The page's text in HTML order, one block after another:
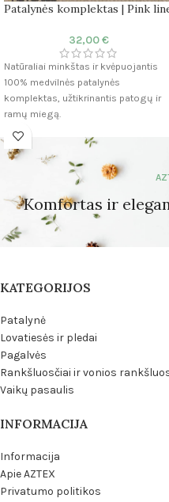
Patalynės komplektas | Pink
32,00€
Natūraliai minkštas ir kvėpuojantis
100% medvilnės patalynės
komplektas, užtikrinantis patogų ir
ramų miegą.
Medžiaga: 100% medvilnė
Audinys: Satinas
Gijų skaičius: 255 TC
Antklodės užvalkalas: 200×230 cm
Pagalvės užvalkalas: 50×75 cm (2
Paklodė: Neįtrauktas
Patogumas: Kvėpuojanti ir minkšta
Komfortas ir
KATEGORIJOS
Patalynė
Lovatiesės ir pledai
Pagalvės
Rankšluosčiai ir vonios
Vaikų pasaulis
INFORMACIJA
Informacija
Apie AZTEX
Privatumo politikos